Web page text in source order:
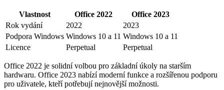
Vlastnost Office 2022
Office 2023
Rok vydání
2022
2023
Podpora Windows Windows 10 a 11 Windows 10 a 11
Licence
Perpetual Perpetual
Office 2022 je solidní volbou pro základní úkoly na starším
hardwaru. Office 2023 nabízí moderní funkce a rozšířenou podporu
pro uživatele, kteří potřebují nejnovější možnosti.